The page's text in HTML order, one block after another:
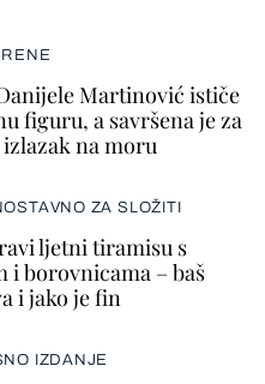
Martinović ističe
figuru, a savršena je za
na moru
ZA SLOŽITI
ljetni tiramisu s
i borovnicama – baš
i jako je fin
IZDANJE